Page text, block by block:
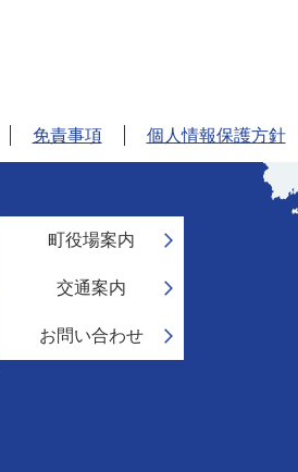
免責事項 個人情報保護方針
町役場案内
交通案内
お問い合わせ
和
歌